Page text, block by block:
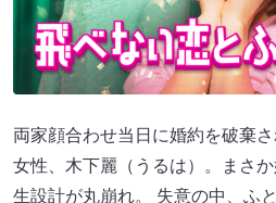
両家顔合わせ当日に婚約を破棄
女性、木下麗（うるは）。まさ
生設計が丸崩れ。 失意の中、ふ